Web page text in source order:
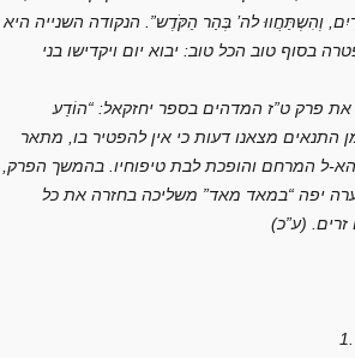
וְהִשְתַּחֲווּ לה’ בְּהַר הַקֹּדֶש”. הנקודה השנייה היא
טוב הכל טוב: יבוא יום ויקדישו בני
פרק ט”ז המדהים בספר יחזקאל: “הוֹדַע
מצאנו דעות כי אין להפטיר בו, מתאר
ל המרחם והופכת לבת טיפוחיו. בהמשך הפרק,
יפה “במאד מאד” משליכה בחזרה את כל
(ע”כ)